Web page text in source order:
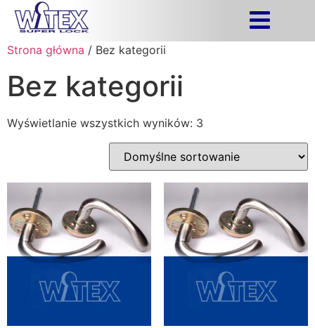
Strona główna / Bez kategorii
Bez kategorii
Wyświetlanie wszystkich wyników: 3